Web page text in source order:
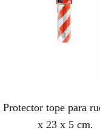
Protector tope para
x 23 x 5 cm.